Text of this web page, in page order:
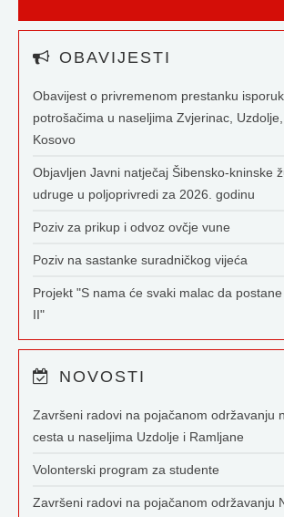
OBAVIJESTI
Obavijest o privremenom prestanku
potrošačima u naseljima Zvjerinac,
Kosovo
Objavljen Javni natječaj Šibensko-kninske
udruge u poljoprivredi za 2026. godinu
Poziv za prikup i odvoz ovčje vune
Poziv na sastanke suradničkog vijeća
Projekt "S nama će svaki malac da
II"
NOVOSTI
Završeni radovi na pojačanom održavanju
cesta u naseljima Uzdolje i Ramljane
Volonterski program za studente
Završeni radovi na pojačanom održavanju